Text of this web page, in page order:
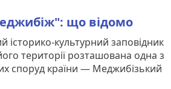
що відомо
історико-культурний заповідник
території розташована одна з
споруд країни — Меджибізький